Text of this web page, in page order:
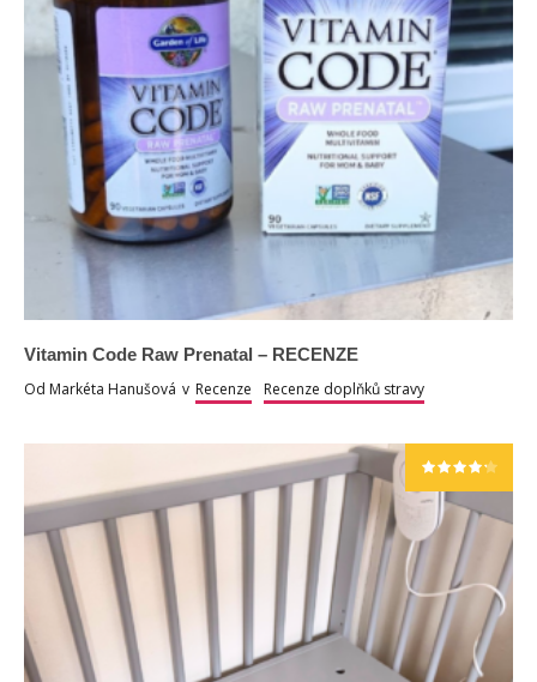
Vitamin Code Raw Prenatal – RECENZE
Od Markéta Hanušová v Recenze Recenze doplňků stravy